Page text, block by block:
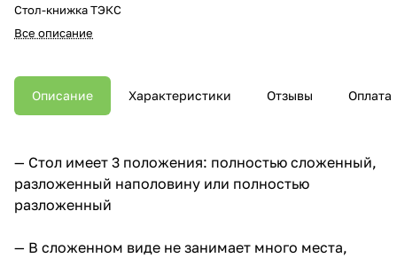
Стол-книжка ТЭКС
Все описание
Описание Характеристики Отзывы Оплата
— Стол имеет 3 положения: полностью сложенный,
разложенный наполовину или полностью
разложенный
— В сложенном виде не занимает много места,